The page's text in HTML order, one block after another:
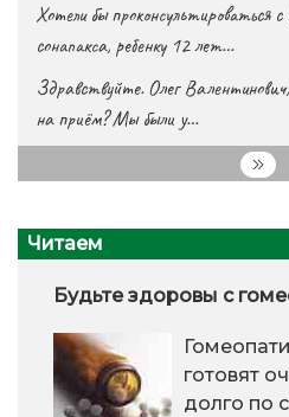
Хотели бы проконсультироваться
сонапакса, ребенку 12 лет…
Здравствуйте. Олег
на приём? Мы были у…
Читаем
Будьте здоровы с
готовят
долго по